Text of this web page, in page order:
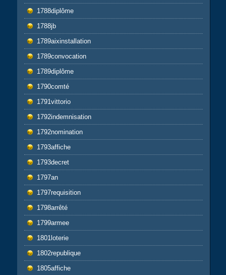
1788diplôme
1788jb
1789aixinstallation
1789convocation
1789diplôme
1790comté
1791vittorio
1792indemnisation
1792nomination
1793affiche
1793decret
1797an
1797requisition
1798arrêté
1799armee
1801loterie
1802republique
1805affiche